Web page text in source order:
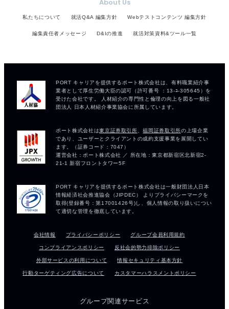
About Us
私たちについて 就活Q&A 編集方針 Webテストコンテンツ 編集方針
編集責任者メッセージ D&Iの推進 就活対策資料&ツール一覧
会社情報 プライバシーポリシー グループ会員利用規約
コンプライアンスポリシー 反社会的勢力排除ポリシー
外部サービスの利用について 情報セキュリティ基本方針
行動ターゲティング広告について カスタマーハラスメントポリシー